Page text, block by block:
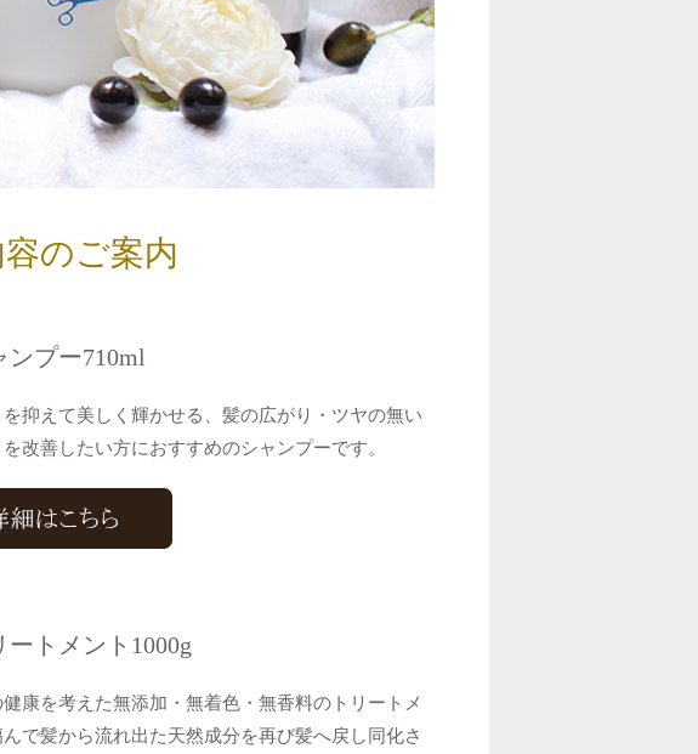
のご案内
ンプー710ml
抑えて美しく輝かせる、髪の広がり・ツヤの無い
改善したい方におすすめのシャンプーです。
ートメント1000g
康を考えた無添加・無着色・無香料のトリートメ
で髪から流れ出た天然成分を再び髪へ戻し同化さ